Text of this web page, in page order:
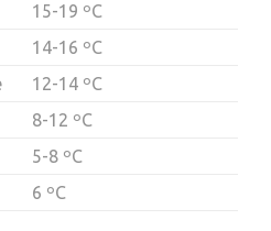
15-19 ºC
14-16 ºC
12-14 ºC
8-12 ºC
5-8 ºC
6 ºC